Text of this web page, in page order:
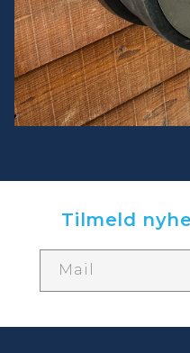
Tilmeld
Mail